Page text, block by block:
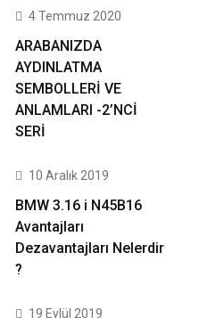
4 Temmuz 2020
ARABANIZDA
AYDINLATMA
SEMBOLLERİ VE
ANLAMLARI -2’NCİ
SERİ
10 Aralık 2019
BMW 3.16 i N45B16
Avantajları
Dezavantajları Nelerdir
?
19 Eylül 2019